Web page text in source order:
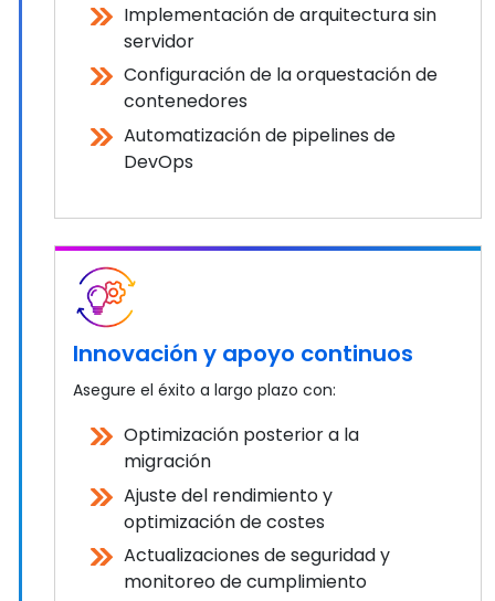
Implementación de arquitectura sin
servidor
Configuración de la orquestación de
contenedores
Automatización de pipelines de
DevOps
Innovación y apoyo continuos
Asegure el éxito a largo plazo con:
Optimización posterior a la
migración
Ajuste del rendimiento y
optimización de costes
Actualizaciones de seguridad y
monitoreo de cumplimiento